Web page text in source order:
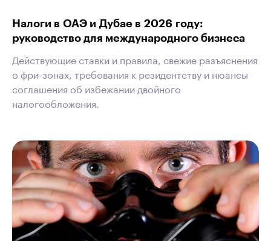
Налоги в ОАЭ и Дубае в 2026 году:
руководство для международного бизнеса
Действующие ставки и правила, свежие разъяснения
о фри-зонах, требования к резидентству и нюансы
соглашения об избежании двойного
налогообложения.